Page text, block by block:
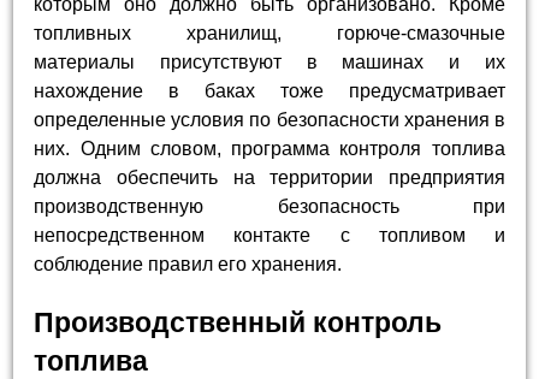
которым оно должно быть организовано. Кроме
топливных хранилищ, горюче-смазочные
материалы присутствуют в машинах и их
нахождение в баках тоже предусматривает
определенные условия по безопасности хранения в
них. Одним словом, программа контроля топлива
должна обеспечить на территории предприятия
производственную безопасность при
непосредственном контакте с топливом и
соблюдение правил его хранения.
Производственный контроль
топлива